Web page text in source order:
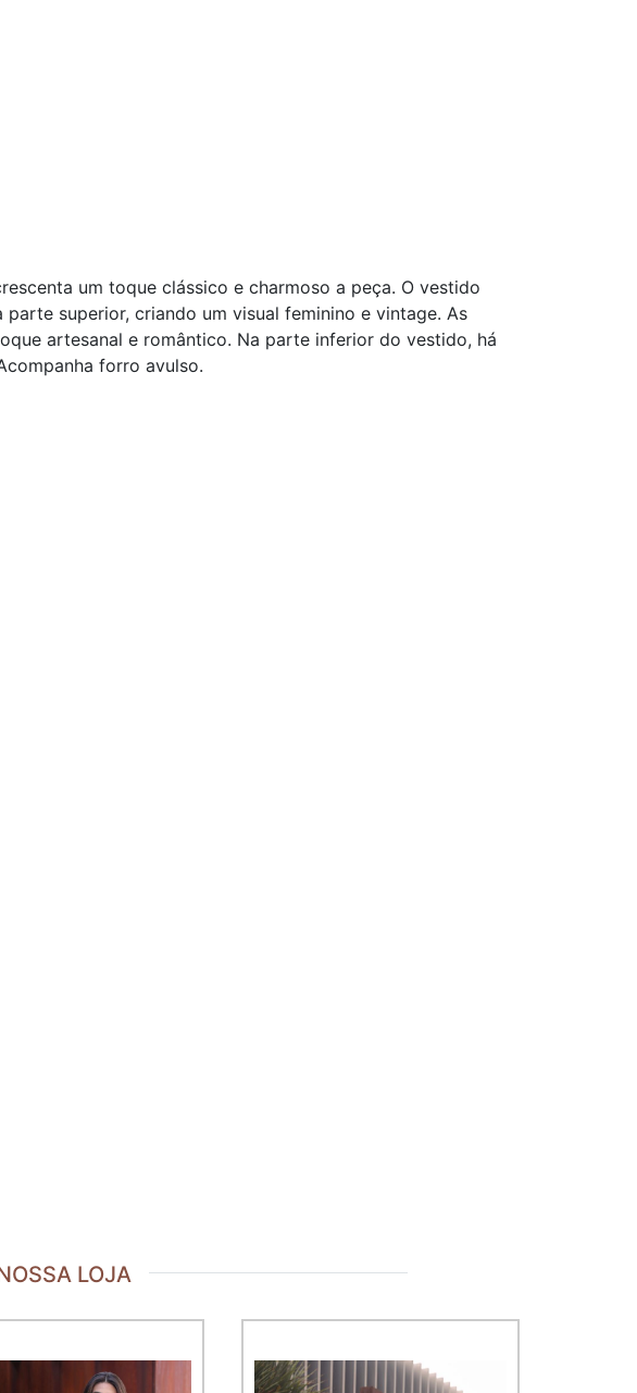
um toque clássico e charmoso a peça. O vestido
superior, criando um visual feminino e vintage. As
artesanal e romântico. Na parte inferior do vestido, há
forro avulso.
LOJA